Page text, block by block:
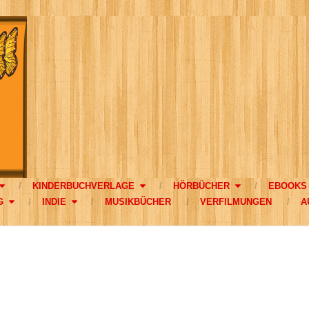
KINDERBUCHVERLAGE HÖRBÜCHER
EBOOKS
INDIE MUSIKBÜCHER VERFILMUNGEN